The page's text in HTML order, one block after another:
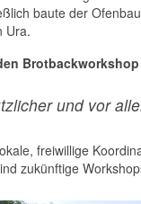
baute der
Ura.
und vor
freiwillige
zukünftige